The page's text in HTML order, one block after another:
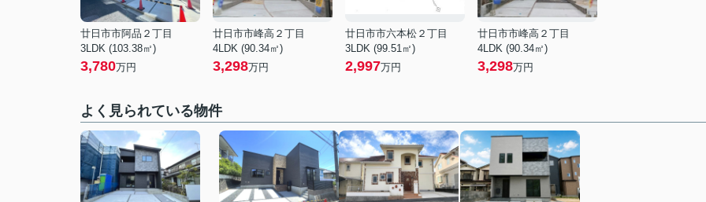
廿日市市阿品２丁目
3LDK (103.38㎡)
3,780万円
廿日市市峰高２丁目
4LDK (90.34㎡)
3,298万円
廿日市市六本松２丁目
3LDK (99.51㎡)
2,997万円
廿日市市峰高２丁目
4LDK (90.34㎡)
3,298万円
よく見られている物件